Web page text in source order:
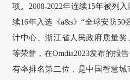
项。2008-2022年连续15年被列
续16年入选《a&s》“全球安防50
计中心、浙江省人民政府质量
等荣誉，在Omdia2023发布的报
有率排名第二位，是中国智慧